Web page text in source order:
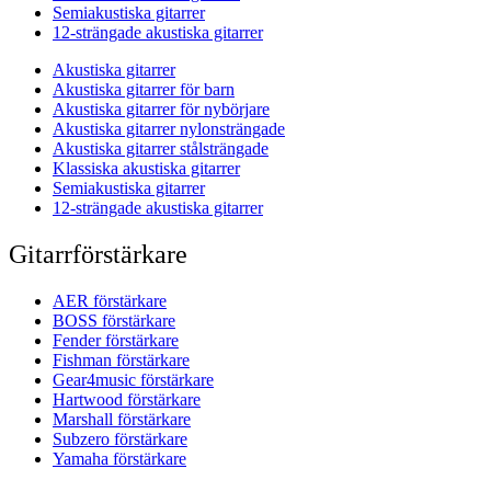
Semiakustiska gitarrer
12-strängade akustiska gitarrer
Akustiska gitarrer
Akustiska gitarrer för barn
Akustiska gitarrer för nybörjare
Akustiska gitarrer nylonsträngade
Akustiska gitarrer stålsträngade
Klassiska akustiska gitarrer
Semiakustiska gitarrer
12-strängade akustiska gitarrer
Gitarrförstärkare
AER förstärkare
BOSS förstärkare
Fender förstärkare
Fishman förstärkare
Gear4music förstärkare
Hartwood förstärkare
Marshall förstärkare
Subzero förstärkare
Yamaha förstärkare